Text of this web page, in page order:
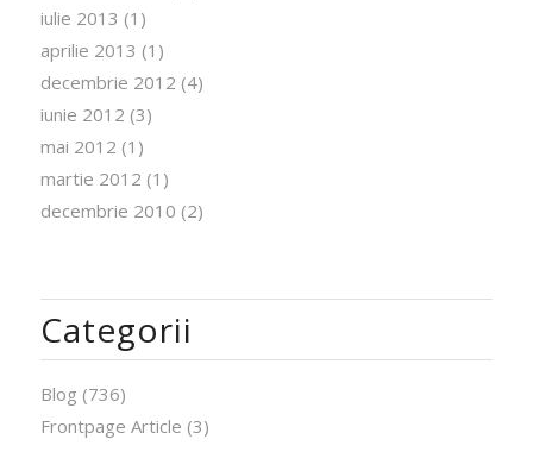
iulie 2013 (1)
aprilie 2013 (1)
decembrie 2012 (4)
iunie 2012 (3)
mai 2012 (1)
martie 2012 (1)
decembrie 2010 (2)
Categorii
Blog (736)
Frontpage Article (3)